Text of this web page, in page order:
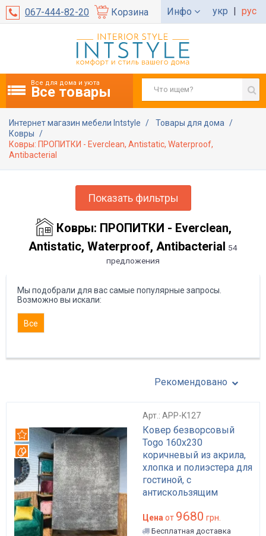
067-444-82-20 Корзина Инфо укр | рус
Все для дома и уюта
Все товары
Интернет магазин мебели Intstyle
Товары для дома
Ковры
Ковры: ПРОПИТКИ - Everclean, Antistatic, Waterproof,
Antibacterial
Показать фильтры
Ковры: ПРОПИТКИ - Everclean,
Antistatic, Waterproof, Antibacterial 54
предложения
Мы подобрали для вас самые популярные запросы.
Возможно вы искали:
Все
Рекомендовано
Арт.: APP-K127
Ковер безворсовый
Togo 160x230
коричневый из акрила,
хлопка и полиэстера для
гостиной, с
антискользящим
K127
Рекомендуем
Вотерпруф
Цена от 9680 грн.
Бесплатная доставка